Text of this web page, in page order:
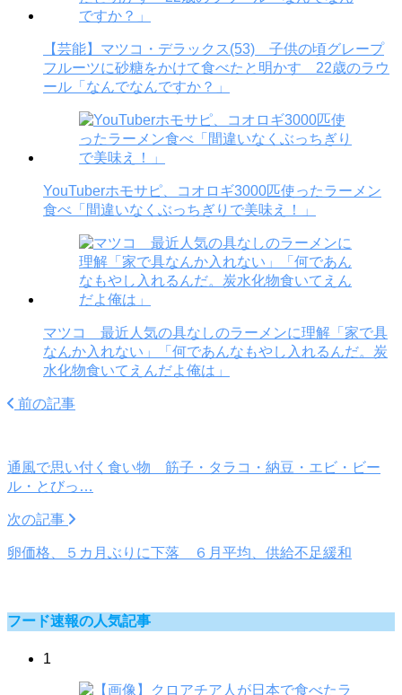
【芸能】マツコ・デラックス(53) 子供の頃グレープ
フルーツに砂糖をかけて食べたと明かす 22歳のラウ
ール「なんでなんですか？」
YouTuberホモサピ、コオロギ3000匹使ったラーメン
食べ「間違いなくぶっちぎりで美味え！」
マツコ 最近人気の具なしのラーメンに理解「家で具
なんか入れない」「何であんなもやし入れるんだ。炭
水化物食いてえんだよ俺は」
前の記事
通風で思い付く食い物 筋子・タラコ・納豆・エビ・ビー
ル・とびっ…
次の記事
卵価格、５カ月ぶりに下落 ６月平均、供給不足緩和
フード速報の人気記事
1